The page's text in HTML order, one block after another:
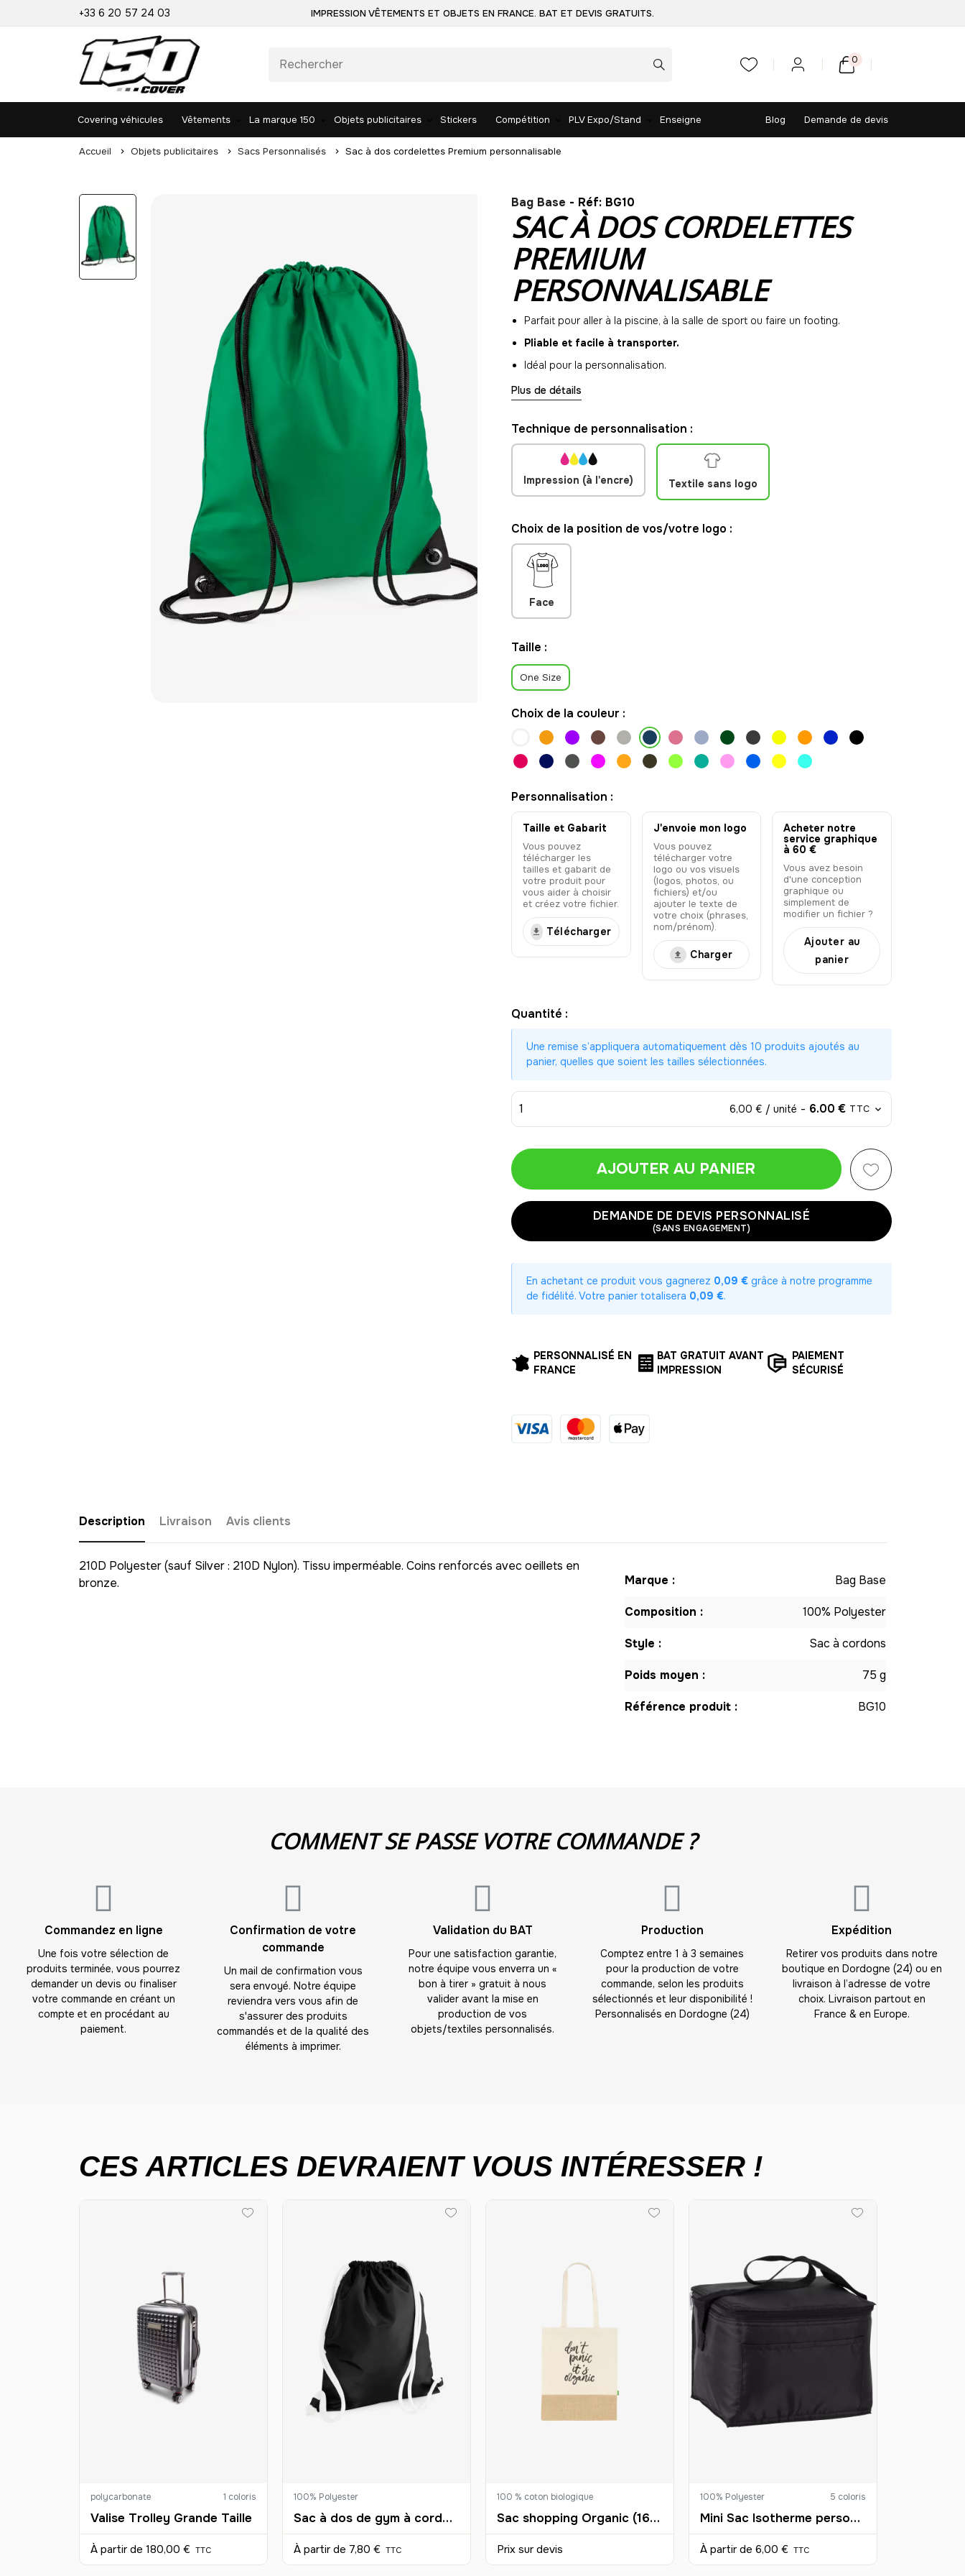
+33 6 20 57 24 03 IMPRESSION VÊTEMENTS ET OBJETS EN FRANCE. BAT ET DEVIS GRATUITS.
0
Covering véhicules Vêtements La marque 150 Objets publicitaires Stickers Compétition PLV Expo/Stand Enseigne Blog Demande de devis
Accueil Objets publicitaires Sacs Personnalisés Sac à dos cordelettes Premium personnalisable
Bag Base - Réf: BG10
SAC À DOS CORDELETTES
PREMIUM
PERSONNALISABLE
Parfait pour aller à la piscine, à la salle de sport ou faire un footing.
Pliable et facile à transporter.
Idéal pour la personnalisation.
Plus de détails
Technique de personnalisation :
Impression (à l'encre) Textile sans logo
Choix de la position de vos/votre logo :
Face
Taille :
One Size
Choix de la couleur :
Personnalisation :
Taille et Gabarit
Vous pouvez
télécharger les
tailles et gabarit de
votre produit pour
vous aider à choisir
et créez votre fichier.
Télécharger
J'envoie mon logo
Vous pouvez
télécharger votre
logo ou vos visuels
(logos, photos, ou
fichiers) et/ou
ajouter le texte de
votre choix (phrases,
nom/prénom).
Charger
Acheter notre
service graphique
à 60 €
Vous avez besoin
d'une conception
graphique ou
simplement de
modifier un fichier ?
Ajouter au
panier
Quantité :
Une remise s’appliquera automatiquement dès 10 produits ajoutés au
panier, quelles que soient les tailles sélectionnées.
1 6,00 € / unité - 6.00 € TTC
1 - 6.00 € TTC
Économisez 5,00% 5,70 € / unité -
30 Économisez 15,00% 5,10 € / unité - 153.00 € TTC
50 Économisez 25,00% - 225.00 €
Économisez 40,00%
AJOUTER AU PANIER
DEMANDE DE DEVIS PERSONNALISÉ
(SANS ENGAGEMENT)
En achetant ce produit vous gagnerez 0,09 € grâce à notre programme
de fidélité. Votre panier totalisera 0,09 €.
PERSONNALISÉ EN
FRANCE
BAT GRATUIT AVANT
IMPRESSION
PAIEMENT
SÉCURISÉ
Description Livraison Avis clients
210D Polyester (sauf Silver : 210D Nylon). Tissu imperméable. Coins renforcés avec oeillets en
bronze.
Marque : Bag Base
Composition : 100% Polyester
Style : Sac à cordons
Poids moyen : 75 g
Référence produit : BG10
COMMENT SE PASSE VOTRE COMMANDE ?
Commandez en ligne
Une fois votre sélection de
produits terminée, vous pourrez
demander un devis ou finaliser
votre commande en créant un
compte et en procédant au
paiement.
Confirmation de votre
commande
Un mail de confirmation vous
sera envoyé. Notre équipe
reviendra vers vous afin de
s'assurer des produits
commandés et de la qualité des
éléments à imprimer.
Validation du BAT
Pour une satisfaction garantie,
notre équipe vous enverra un «
bon à tirer » gratuit à nous
valider avant la mise en
production de vos
objets/textiles personnalisés.
Production
Comptez entre 1 à 3 semaines
pour la production de votre
commande, selon les produits
sélectionnés et leur disponibilité !
Personnalisés en Dordogne (24)
Expédition
Retirer vos produits dans notre
boutique en Dordogne (24) ou en
livraison à l’adresse de votre
choix. Livraison partout en
France & en Europe.
CES ARTICLES DEVRAIENT VOUS INTÉRESSER !
polycarbonate 1 coloris
Valise Trolley Grande Taille
À partir de 180,00 € TTC
100% Polyester
Sac à dos de gym à cordon personnalisable
À partir de 7,80 € TTC
100 % coton biologique
Sac shopping Organic (160 g/m²)
Prix sur devis
100% Polyester 5 coloris
Mini Sac Isotherme personnalisable
À partir de 6,00 € TTC